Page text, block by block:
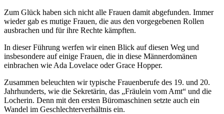
Zum Glück haben sich nicht alle Frauen damit abgefunden. Immer
wieder gab es mutige Frauen, die aus den vorgegebenen Rollen
ausbrachen und für ihre Rechte kämpften.
In dieser Führung werfen wir einen Blick auf diesen Weg und
insbesondere auf einige Frauen, die in diese Männerdomänen
einbrachen wie Ada Lovelace oder Grace Hopper.
Zusammen beleuchten wir typische Frauenberufe des 19. und 20.
Jahrhunderts, wie die Sekretärin, das „Fräulein vom Amt“ und die
Locherin. Denn mit den ersten Büromaschinen setzte auch ein
Wandel im Geschlechterverhältnis ein.